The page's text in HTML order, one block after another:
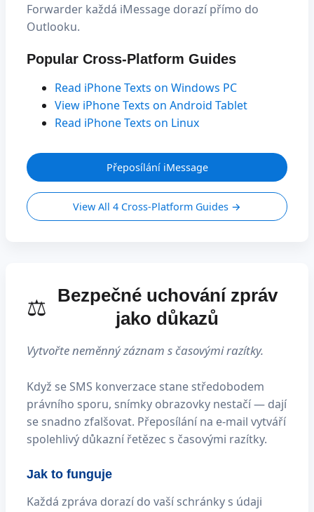
Forwarder každá iMessage dorazí přímo do
Outlooku.
Popular Cross-Platform Guides
Read iPhone Texts on Windows PC
View iPhone Texts on Android Tablet
Read iPhone Texts on Linux
Přeposílání iMessage
View All 4 Cross-Platform Guides →
⚖️
Bezpečné uchování zpráv
jako důkazů
Vytvořte neměnný záznam s časovými razítky.
Když se SMS konverzace stane středobodem
právního sporu, snímky obrazovky nestačí — dají
se snadno zfalšovat. Přeposílání na e-mail vytváří
spolehlivý důkazní řetězec s časovými razítky.
Jak to funguje
Každá zpráva dorazí do vaší schránky s údaji